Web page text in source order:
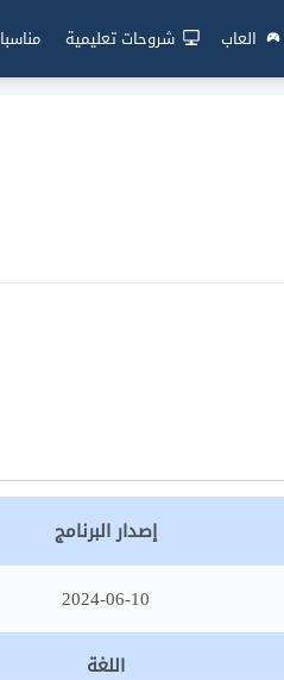
العاب شروحات تعليمية
إصدار البرنامج
2024-06-10
اللغة